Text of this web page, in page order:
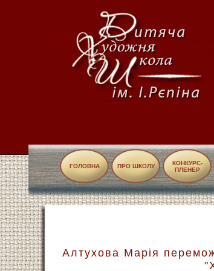
ГОЛОВНА ПРО ШКОЛУ
КОНКУРС-
ПЛЕНЕР
Алтухова Марія